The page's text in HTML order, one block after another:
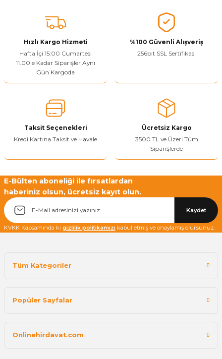
Hızlı Kargo Hizmeti
Hafta İçi 15:00 Cumartesi
11.00'e Kadar Siparişler Aynı
Gün Kargoda
%100 Güvenli Alışveriş
256bit SSL Sertifikası
Taksit Seçenekleri
Kredi Kartına Taksit ve Havale
Ücretsiz Kargo
3500 TL ve Üzeri Tüm
Siparişlerde
E-Bülten aboneliği ile fırsatlardan
haberiniz olsun, ücretsiz kayıt olun.
Kaydet
KVKK Kapsamında ki gizlilik politikamızı kabul etmiş ve onaylamış olursunuz.
Tüm Kategoriler
Popüler Sayfalar
Onlinehirdavat.com